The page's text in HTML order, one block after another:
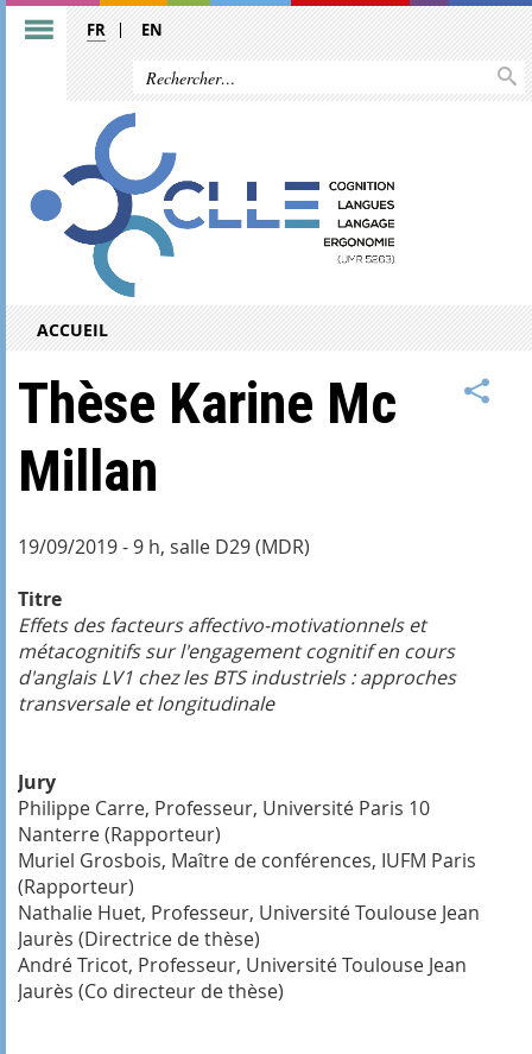
FR EN
ACCUEIL
Thèse Karine Mc
Millan
19/09/2019 - 9 h, salle D29 (MDR)
Titre
Effets des facteurs affectivo-motivationnels et
métacognitifs sur l'engagement cognitif en cours
d'anglais LV1 chez les BTS industriels : approches
transversale et longitudinale
Jury
Philippe Carre, Professeur, Université Paris 10
Nanterre (Rapporteur)
Muriel Grosbois, Maître de conférences, IUFM Paris
(Rapporteur)
Nathalie Huet, Professeur, Université Toulouse Jean
Jaurès (Directrice de thèse)
André Tricot, Professeur, Université Toulouse Jean
Jaurès (Co directeur de thèse)